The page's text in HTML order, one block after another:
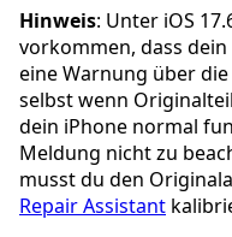
Hinweis: Unter iOS
vorkommen, dass
eine Warnung über
selbst wenn
dein iPhone normal
Meldung nicht zu
musst du den
Repair Assistant